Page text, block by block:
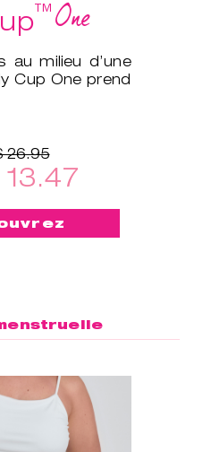
™One
au milieu d’une
Cup One prend
26.95
13.47